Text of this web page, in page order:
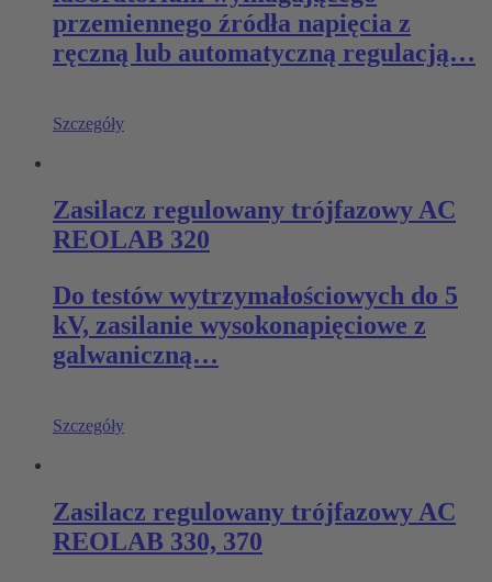
przemiennego źródła napięcia z
ręczną lub automatyczną regulacją…
Szczegóły
Zasilacz regulowany trójfazowy AC
REOLAB 320
Do testów wytrzymałościowych do 5
kV, zasilanie wysokonapięciowe z
galwaniczną…
Szczegóły
Zasilacz regulowany trójfazowy AC
REOLAB 330, 370